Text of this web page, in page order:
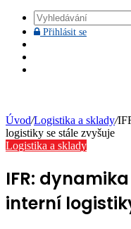
Přihlásit sePřihlásit
Úvod/Logistika a sklady/
logistiky se stále zvyšuje
Logistika a sklady
IFR:
interní